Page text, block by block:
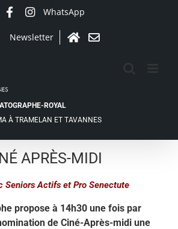
WhatsApp
Newsletter
AccueilContact
ROYAL
À TRAMELAN ET TAVANNES
APRÈS-MIDI
Seniors Actifs et Pro Senectute
propose à 14h30 une fois par
de Ciné-Après-midi une